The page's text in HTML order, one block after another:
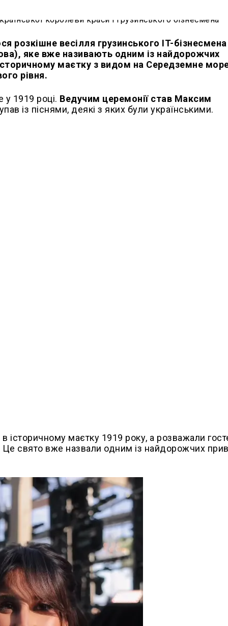
розкішне весілля грузинського IT-бізнесмена
яке вже називають одним із найдорожчих
маєтку з видом на Середземне
рівня.
у 1919 році. Ведучим церемонії став Максим
із піснями, деякі з яких були українськими.
маєтку 1919 року, а розважали
свято вже назвали одним із найдорожчих